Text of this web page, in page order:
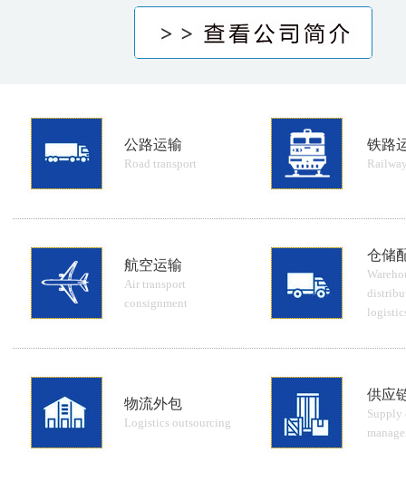
公路运输
Road transport
铁路
航空运输
Air transport
consignment
仓储
物流外包
Logistics outsourcing
供应
Supply